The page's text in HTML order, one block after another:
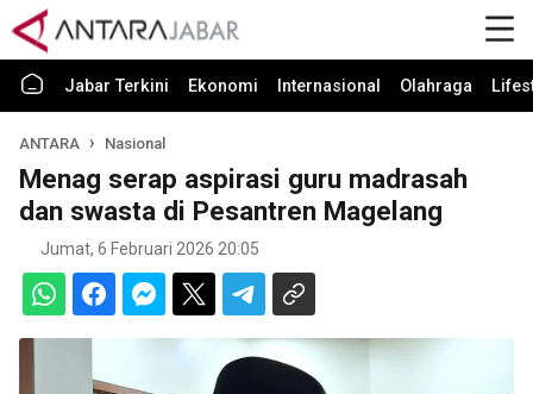
Jabar Terkini Ekonomi Internasional Olahraga
ANTARA Nasional
Menag serap aspirasi guru madrasah
dan swasta di Pesantren Magelang
Jumat, 6 Februari 2026 20:05